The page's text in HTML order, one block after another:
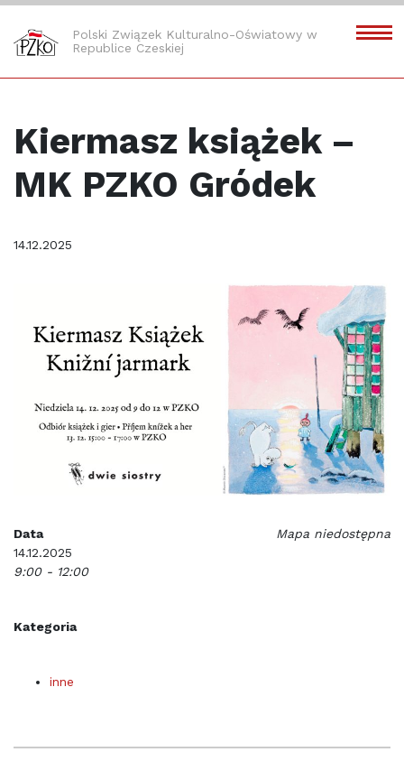
Polski Związek Kulturalno-Oświatowy w
Republice Czeskiej
Kiermasz książek –
MK PZKO Gródek
14.12.2025
Mapa niedostępna
Data
14.12.2025
9:00 - 12:00
Kategoria
inne